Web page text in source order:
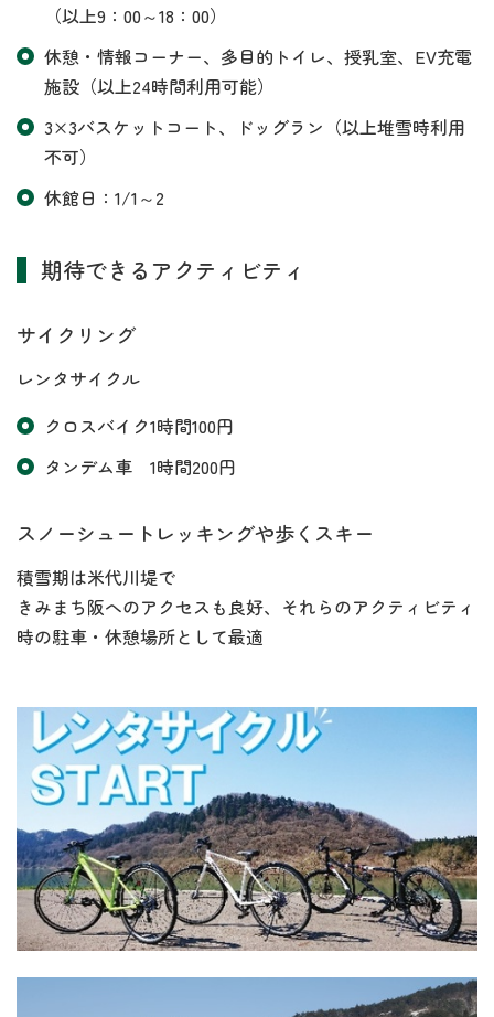
（以上9：00～18：00）
休憩・情報コーナー、多目的トイレ、授乳室、EV充電
施設（以上24時間利用可能）
3×3バスケットコート、ドッグラン（以上堆雪時利用
不可）
休館日：1/1～2
期待できるアクティビティ
サイクリング
レンタサイクル
クロスバイク1時間100円
タンデム車 1時間200円
スノーシュートレッキングや歩くスキー
積雪期は米代川堤で
きみまち阪へのアクセスも良好、それらのアクティビティ
時の駐車・休憩場所として最適